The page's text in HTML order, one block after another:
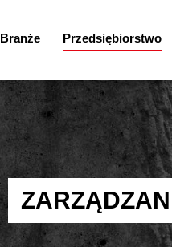
Branże Przedsiębiorstwo